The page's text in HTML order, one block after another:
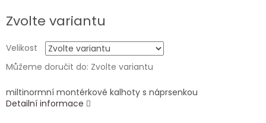
Zvolte variantu
Velikost
Můžeme doručit do: Zvolte variantu
miltinormní montérkové kalhoty s náprsenkou
Detailní informace